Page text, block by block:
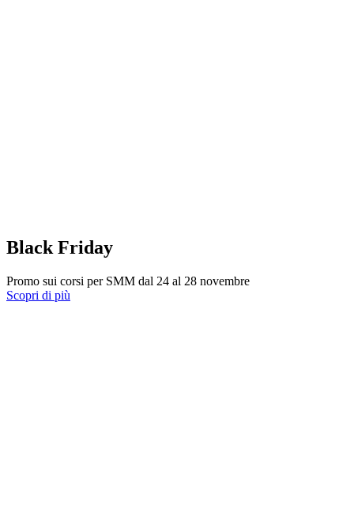
Black Friday
Promo sui corsi per SMM dal 24 al 28 novembre
Scopri di più